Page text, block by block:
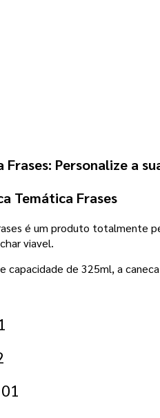
Frases: Personalize a
Temática Frases
é um produto totalmente
viavel.
capacidade de 325ml, a